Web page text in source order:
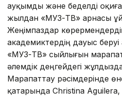
ауқымды және беделді
жылдан «МУЗ-ТВ» арнасы
Жеңімпаздар
академиктердің дауыс
«МУЗ-ТВ» сыйлығын
әлемдік деңгейдегі
Марапаттау рәсімдерінде
қатарында Сhristina